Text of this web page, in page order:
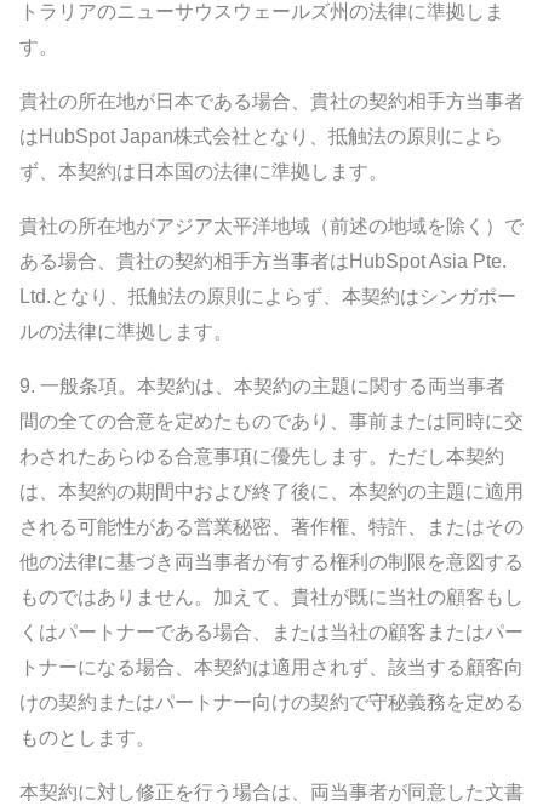
トラリアのニューサウスウェールズ州の法律に準拠しま
す。
貴社の所在地が日本である場合、貴社の契約相手方当事者
はHubSpot Japan株式会社となり、抵触法の原則によら
ず、本契約は日本国の法律に準拠します。
貴社の所在地がアジア太平洋地域（前述の地域を除く）で
ある場合、貴社の契約相手方当事者はHubSpot Asia Pte.
Ltd.となり、抵触法の原則によらず、本契約はシンガポー
ルの法律に準拠します。
9. 一般条項。 本契約は、本契約の主題に関する両当事者
間の全ての合意を定めたものであり、事前または同時に交
わされたあらゆる合意事項に優先します。ただし本契約
は、本契約の期間中および終了後に、本契約の主題に適用
される可能性がある営業秘密、著作権、特許、またはその
他の法律に基づき両当事者が有する権利の制限を意図する
ものではありません。 加えて、貴社が既に当社の顧客もし
くはパートナーである場合、または当社の顧客またはパー
トナーになる場合、本契約は適用されず、該当する顧客向
けの契約またはパートナー向けの契約で守秘義務を定める
ものとします。
本契約に対し修正を行う場合は、両当事者が同意した文書